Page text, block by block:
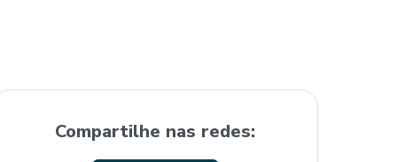
Compartilhe nas redes: